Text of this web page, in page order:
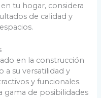
tu hogar, considera
de calidad y
en la construcción
a su versatilidad y
y funcionales.
gama de posibilidades